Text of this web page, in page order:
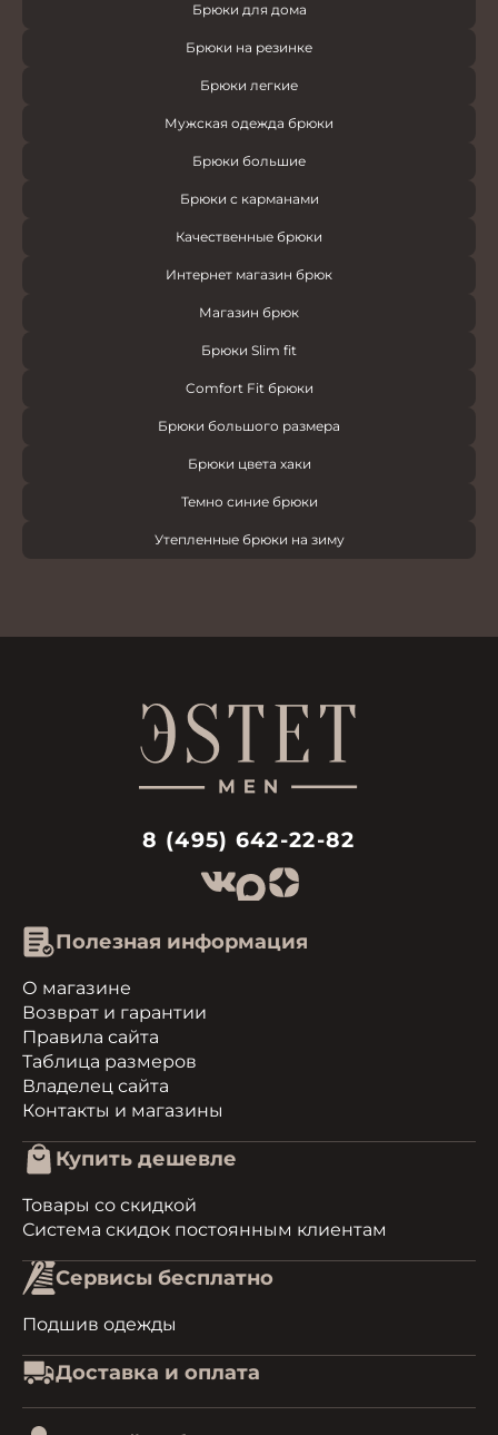
Брюки для дома
Брюки на резинке
Брюки легкие
Мужская одежда брюки
Брюки большие
Брюки с карманами
Качественные брюки
Интернет магазин брюк
Магазин брюк
Брюки Slim fit
Comfort Fit брюки
Брюки большого размера
Брюки цвета хаки
Темно синие брюки
Утепленные брюки на зиму
8 (495) 642-22-82
Полезная информация
О магазине
Возврат и гарантии
Правила сайта
Таблица размеров
Владелец сайта
Контакты и магазины
Купить дешевле
Товары со скидкой
Система скидок постоянным клиентам
Сервисы бесплатно
Подшив одежды
Доставка и оплата